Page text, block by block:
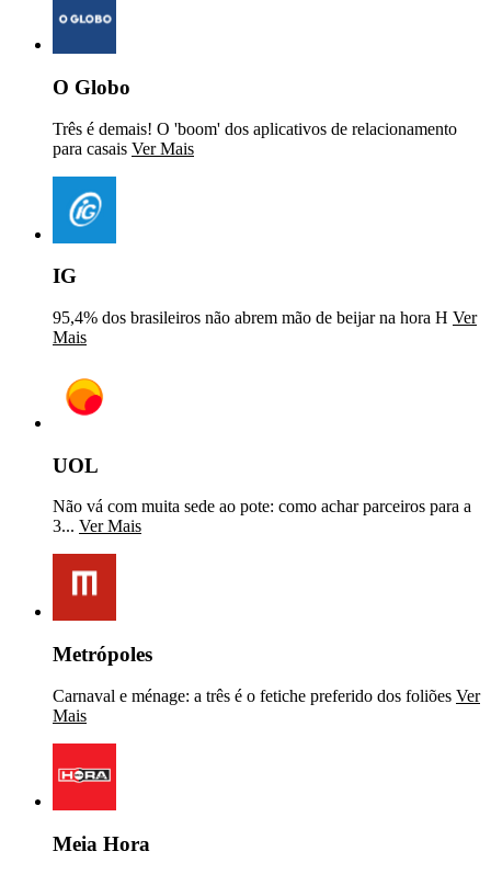
O Globo
Três é demais! O 'boom' dos aplicativos de relacionamento
para casais Ver Mais
IG
95,4% dos brasileiros não abrem mão de beijar na hora H Ver
Mais
UOL
Não vá com muita sede ao pote: como achar parceiros para a
3... Ver Mais
Metrópoles
Carnaval e ménage: a três é o fetiche preferido dos foliões Ver
Mais
Meia Hora